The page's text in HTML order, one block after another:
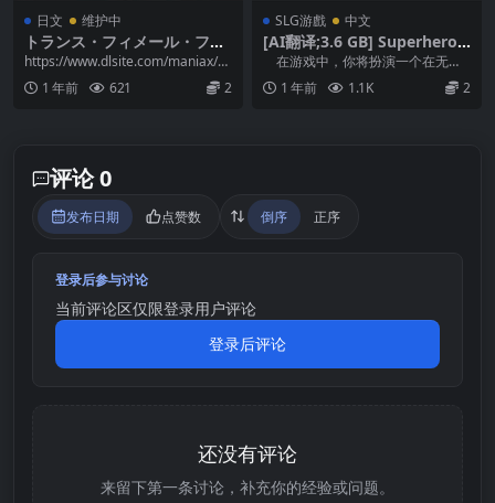
日文 维护中
トランス・フィメール・ファ
ンタジー レガシー After&If
https://www.dlsite.com/maniax/w
ork/=/pro...
1 年前 621 2
SLG游戲 中文
[AI翻译;3.6 GB] Superheroe
s Suck [v2.015 Public]
在游戏中，你将扮演一个在无聊
边缘徘徊的人，在超人类能...
1 年前 1.1K 2
评论 0
发布日期 点赞数 倒序 正序
登录后参与讨论
当前评论区仅限登录用户评论
登录后评论
还没有评论
来留下第一条讨论，补充你的经验或问题。